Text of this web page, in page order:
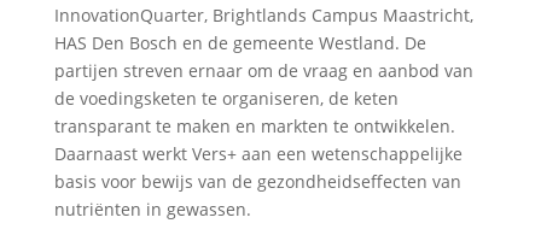
InnovationQuarter, Brightlands Campus Maastricht,
HAS Den Bosch en de gemeente Westland. De
partijen streven ernaar om de vraag en aanbod van
de voedingsketen te organiseren, de keten
transparant te maken en markten te ontwikkelen.
Daarnaast werkt Vers+ aan een wetenschappelijke
basis voor bewijs van de gezondheidseffecten van
nutriënten in gewassen.